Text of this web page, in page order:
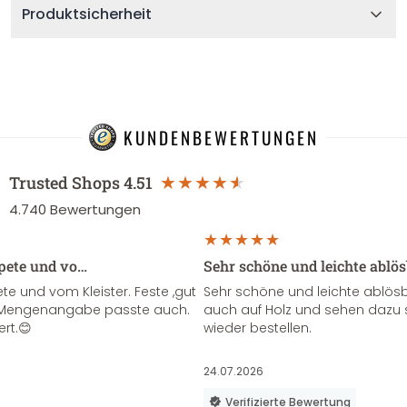
Produktsicherheit
KUNDENBEWERTUNGEN
Trusted Shops4.51
4.740 Bewertungen
und vo…
und vom Kleister. Feste ,gut
passte auch.
Sehr schöne und leichte
Sehr schöne und leichte
auch auf Holz und sehen
wieder bestellen.
24.07.2026
Verifizierte Bewertung